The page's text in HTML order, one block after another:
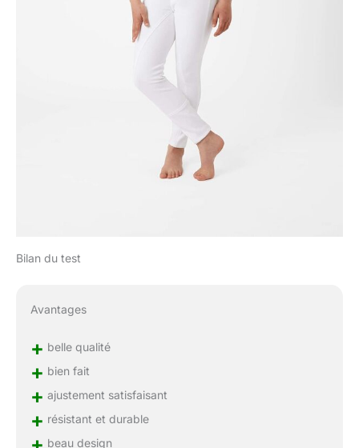
Bilan du test
Avantages
+ belle qualité
+ bien fait
+ ajustement satisfaisant
+ résistant et durable
beau design